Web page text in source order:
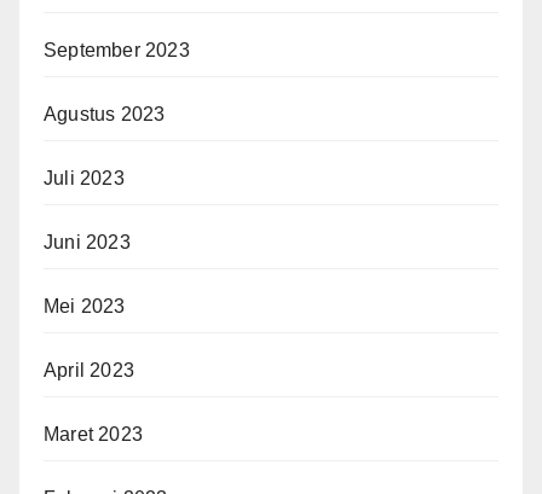
September 2023
Agustus 2023
Juli 2023
Juni 2023
Mei 2023
April 2023
Maret 2023